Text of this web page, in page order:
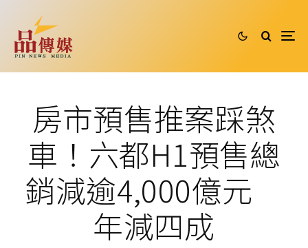
房市預售推案踩煞
車！六都H1預售總
銷減逾4,000億元
年減四成